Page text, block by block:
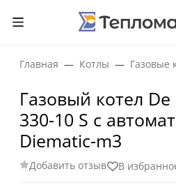
Главная Котлы Газовые
Газовый котел
330-10 S с
Diematic-m3
Добавить отзыв В